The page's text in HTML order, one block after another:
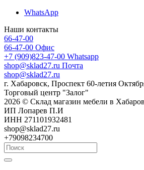
WhatsApp
Наши контакты
66-47-00
66-47-00 Офис
+7 (909)823-47-00 Whatsapp
shop@sklad27.ru Почта
shop@sklad27.ru
г. Хабаровск, Проспект 60-летия
Торговый центр "Залог"
2026 © Склад магазин мебели в
ИП Лопарев П.И
ИНН 271101932481
shop@sklad27.ru
+79098234700